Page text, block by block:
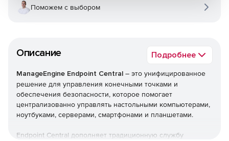
Описание Подробнее
ManageEngine Endpoint Central – это унифицированное
решение для управления конечными точками и
обеспечения безопасности, которое помогает
централизованно управлять настольными компьютерами,
ноутбуками, серверами, смартфонами и планшетами.
Endpoint Central дополняет традиционную службу
Поможем с выбором